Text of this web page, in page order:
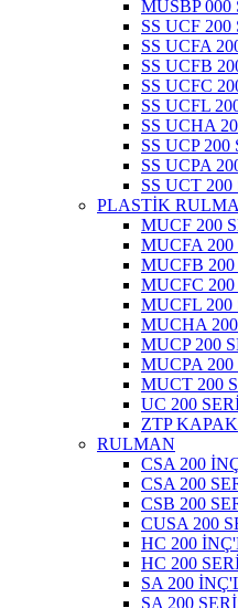
MUSBP 000
SS UCF 200
SS UCFA
SS UCFB
SS UCFC
SS UCFL
SS UCHA
SS UCP 200
SS UCPA
SS UCT 200
PLASTİK
MUCF 200
MUCFA 200
MUCFB 200
MUCFC 200
MUCFL 200
MUCHA
MUCP 200
MUCPA 200
MUCT 200
UC 200
ZTP KAPAK
RULMAN
CSA 200
CSA 200
CSB 200
CUSA 200
HC 200
HC 200
SA 200
SA 200